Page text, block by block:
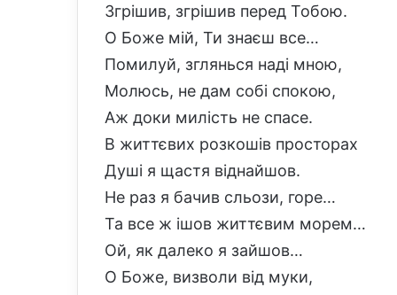
Згрішив, згрішив перед Тобою.
О Боже мій, Ти знаєш все…
Помилуй, зглянься наді мною,
Молюсь, не дам собі спокою,
Аж доки милість не спасе.
В життєвих розкошів просторах
Душі я щастя віднайшов.
Не раз я бачив сльози, горе…
Та все ж ішов життєвим морем…
Ой, як далеко я зайшов…
О Боже, визволи від муки,